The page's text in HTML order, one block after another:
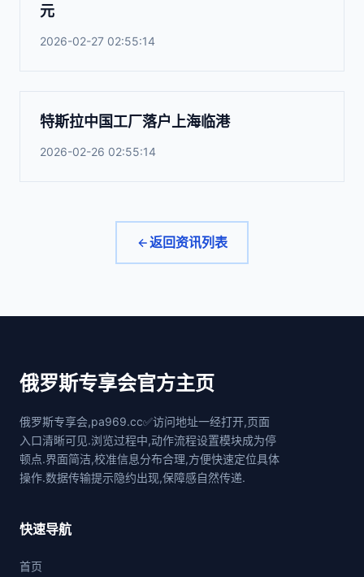
元
2026-02-27 02:55:14
特斯拉中国工厂落户上海临港
2026-02-26 02:55:14
返回资讯列表
俄罗斯专享会官方主页
俄罗斯专享会,pa969.cc✅访问地址一经打开,页面
入口清晰可见.浏览过程中,动作流程设置模块成为停
顿点.界面简洁,校准信息分布合理,方便快速定位具体
操作.数据传输提示隐约出现,保障感自然传递.
快速导航
首页